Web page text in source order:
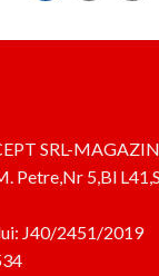
SRL-
Petre,Nr 5,Bl
J40/2451/2019